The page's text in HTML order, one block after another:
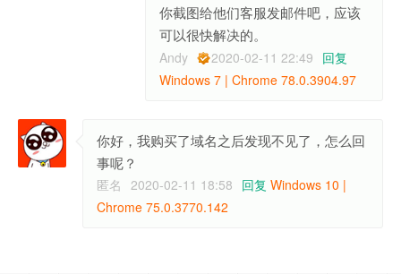
你截图给他们客服发邮件吧，应该
可以很快解决的。
Andy 2020-02-11 22:49 回复
Windows 7 | Chrome 78.0.3904.97
你好，我购买了域名之后发现不见了，怎么回
事呢？
匿名 2020-02-11 18:58 回复 Windows 10 |
Chrome 75.0.3770.142